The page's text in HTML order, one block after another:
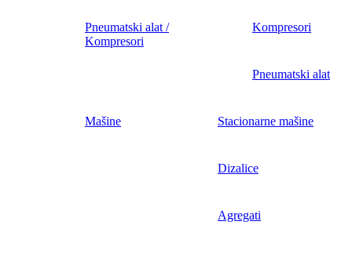
Pneumatski alat /
Kompresori
Kompresori
Pneumatski alat
Mašine Stacionarne mašine
Dizalice
Agregati